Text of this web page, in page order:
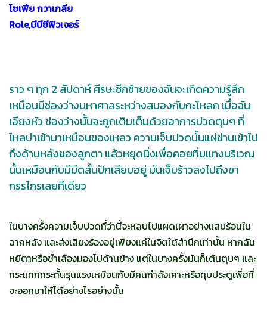
โซเฟีย กวาเกลีย
Role,บีบีซีฟิวเจอร์
ราว ๆ ทุก 2 สัปดาห์ ศีรษะซีกซ้ายของฉันจะเกิดความรู้สึก
เหมือนมีช่องว่างมหาศาลระหว่างสมองกับกะโหลก เมื่อฉัน
เอียงหัว ช่องว่างนั้นจะถูกเติมเต็มด้วยอาการปวดตุบๆ ที่
ไหลบ่าเข้ามาเหมือนของเหลว ความเจ็บปวดนั้นแผ่ซ่านเข้าไป
ถึงด้านหลังของลูกตา แล้วหยุดนิ่งเพื่อคอยทิ่มแทงบริเวณ
นั้นเหมือนกับมีมีดสั้นปักเสียบอยู่ มันเจ็บร้าวลงไปถึงขา
กรรไกรเลยทีเดียว
ในบางครั้งความเจ็บปวดที่ว่านี้จะหลบไปแผดเผาอย่างแสบร้อนใน
ฉากหลัง และส่งเสียงร้องอยู่เพียงแค่ในจิตใต้สำนึกเท่านั้น หากฉัน
หยีตาหรือชำเลืองมองไปด้านข้าง แต่ในบางครั้งมันก็เต้นตุบๆ และ
กระแทกกระทั้นรุนแรงเหมือนกับมีคนกำลังเคาะหรือทุบประตูเพื่อที่
จะออกมาให้ได้อย่างไรอย่างนั้น